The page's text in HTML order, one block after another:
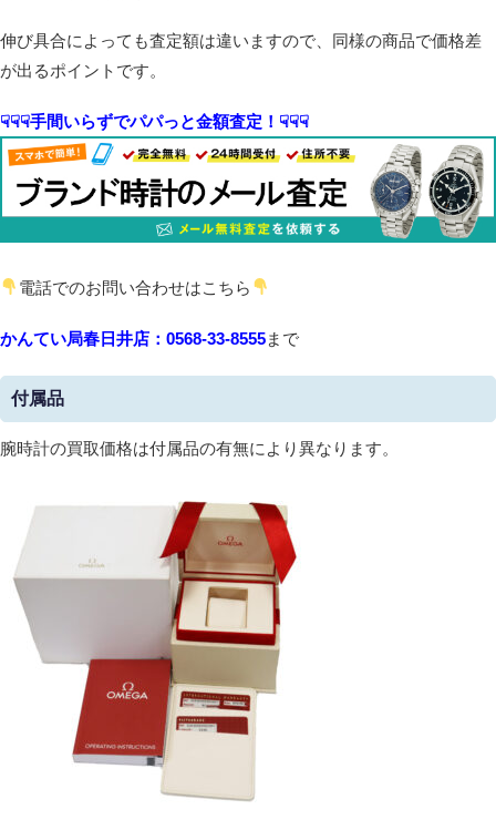
伸び具合によっても査定額は違いますので、同様の商品で価格差
が出るポイントです。
☟☟☟手間いらずでパパっと金額査定！☟☟☟
電話でのお問い合わせはこちら
かんてい局春日井店：0568-33-8555まで
付属品
腕時計の買取価格は付属品の有無により異なります。